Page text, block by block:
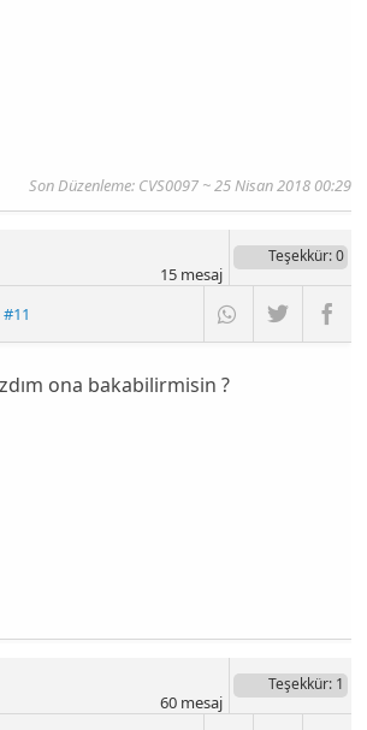
Son Düzenleme: CVS0097 ~ 25 Nisan 2018 00:29
#11
Teşekkür: 0
15mesaj
ona bakabilirmisin ?
Teşekkür: 1
60mesaj